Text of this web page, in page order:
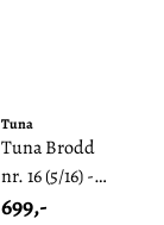
Tuna
Tuna Brodd
nr. 16 (5/16) -
Pakke
699,-